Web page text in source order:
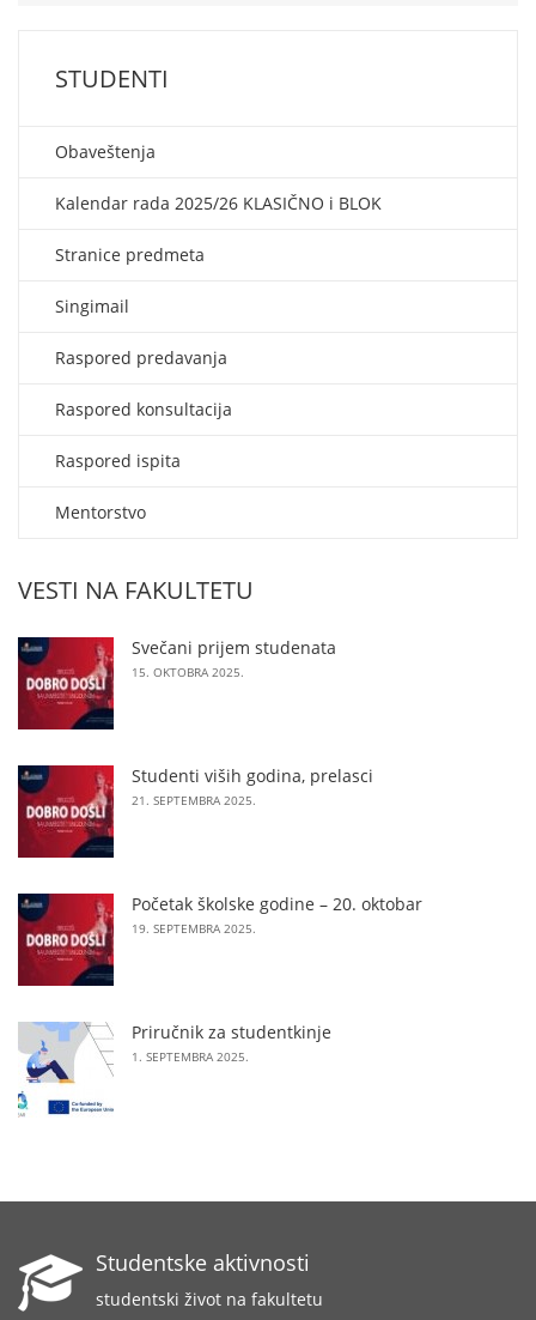
STUDENTI
Obaveštenja
Kalendar rada 2025/26 KLASIČNO i BLOK
Stranice predmeta
Singimail
Raspored predavanja
Raspored konsultacija
Raspored ispita
Mentorstvo
VESTI NA FAKULTETU
Svečani prijem studenata
15. OKTOBRA 2025.
Studenti viših godina, prelasci
21. SEPTEMBRA 2025.
Početak školske godine – 20. oktobar
19. SEPTEMBRA 2025.
Priručnik za studentkinje
1. SEPTEMBRA 2025.
Studentske aktivnosti
studentski život na fakultetu